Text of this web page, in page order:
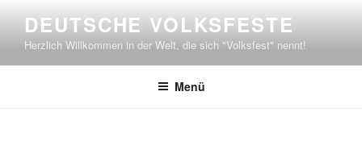
springen
DEUTSCHE VOLKSFESTE
Herzlich Willkommen in der Welt, die sich "Volksfest" nennt!
Menü